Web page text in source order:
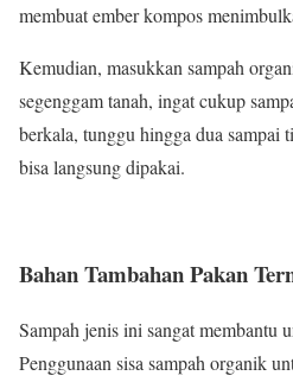
membuat ember kompos
Kemudian, masukkan sampah
segenggam tanah, ingat cukup
berkala, tunggu hingga dua sampai
bisa langsung dipakai.
Bahan Tambahan Pakan
Sampah jenis ini sangat membantu
Penggunaan sisa sampah organik